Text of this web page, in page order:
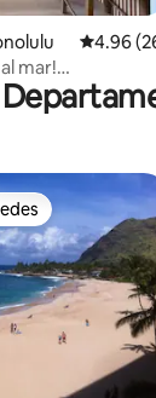
evaluaciones
4.96
mar!
queen con